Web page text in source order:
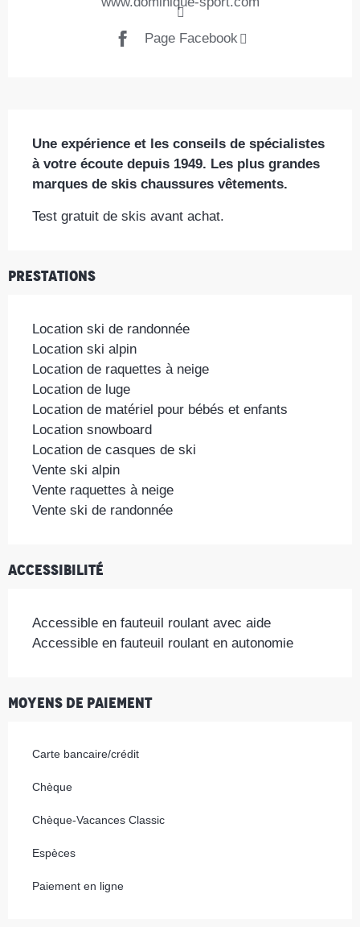
Page Facebook
Une expérience et les conseils de spécialistes
à votre écoute depuis 1949. Les plus grandes
marques de skis chaussures vêtements.
Test gratuit de skis avant achat.
Prestations
Location ski de randonnée
Location ski alpin
Location de raquettes à neige
Location de luge
Location de matériel pour bébés et enfants
Location snowboard
Location de casques de ski
Vente ski alpin
Vente raquettes à neige
Vente ski de randonnée
Accessibilité
Accessible en fauteuil roulant avec aide
Accessible en fauteuil roulant en autonomie
Moyens de paiement
Carte bancaire/crédit
Chèque
Chèque-Vacances Classic
Espèces
Paiement en ligne